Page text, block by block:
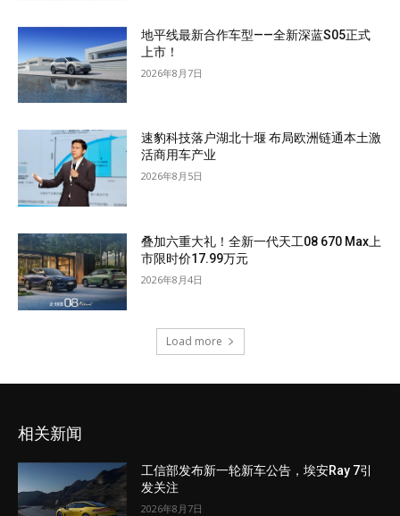
地平线最新合作车型——全新深蓝S05正式
上市！
2026年8月7日
速豹科技落户湖北十堰 布局欧洲链通本土激
活商用车产业
2026年8月5日
叠加六重大礼！全新一代天工08 670 Max上
市限时价17.99万元
2026年8月4日
Load more
相关新闻
工信部发布新一轮新车公告，埃安Ray 7引
发关注
2026年8月7日